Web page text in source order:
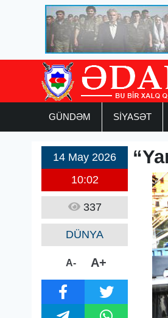
GÜNDƏM SİYASƏT
14 May 2026
10:02
337
DÜNYA
A- A+